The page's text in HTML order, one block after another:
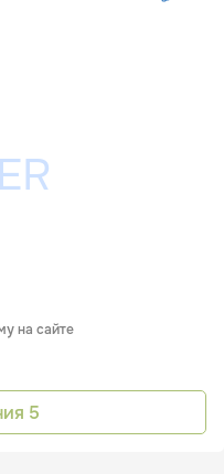
на сайте
5